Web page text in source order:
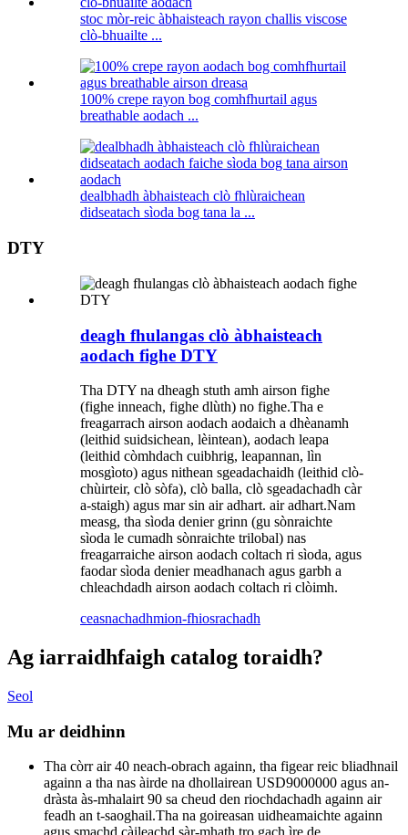
stoc mòr-reic àbhaisteach rayon challis viscose
clò-bhuailte ...
100% crepe rayon bog comhfhurtail agus
breathable aodach ...
dealbhadh àbhaisteach clò fhlùraichean
didseatach sìoda bog tana la ...
DTY
deagh fhulangas clò àbhaisteach
aodach fighe DTY
Tha DTY na dheagh stuth amh airson fighe
(fighe inneach, fighe dlùth) no fighe.Tha e
freagarrach airson aodach aodaich a dhèanamh
(leithid suidsichean, lèintean), aodach leapa
(leithid còmhdach cuibhrig, leapannan, lìn
mosgìoto) agus nithean sgeadachaidh (leithid clò-
chùirteir, clò sòfa), clò balla, clò sgeadachadh càr
a-staigh) agus mar sin air adhart. air adhart.Nam
measg, tha sìoda denier grinn (gu sònraichte
sìoda le cumadh sònraichte trilobal) nas
freagarraiche airson aodach coltach ri sìoda, agus
faodar sìoda denier meadhanach agus garbh a
chleachdadh airson aodach coltach ri clòimh.
ceasnachadhmion-fhiosrachadh
Ag iarraidhfaigh catalog toraidh?
Seol
Mu ar deidhinn
Tha còrr air 40 neach-obrach againn, tha figear reic bliadhnail
againn a tha nas àirde na dhollairean USD9000000 agus an-
dràsta às-mhalairt 90 sa cheud den riochdachadh againn air
feadh an t-saoghail.Tha na goireasan uidheamaichte againn